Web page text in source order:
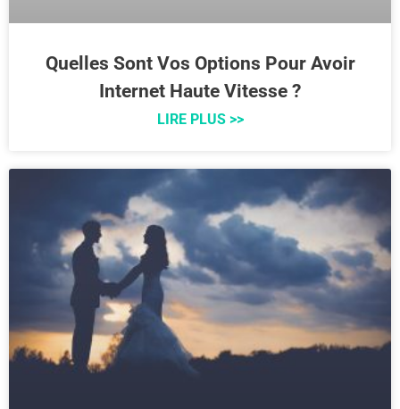
Quelles Sont Vos Options Pour Avoir
Internet Haute Vitesse ?
LIRE PLUS >>